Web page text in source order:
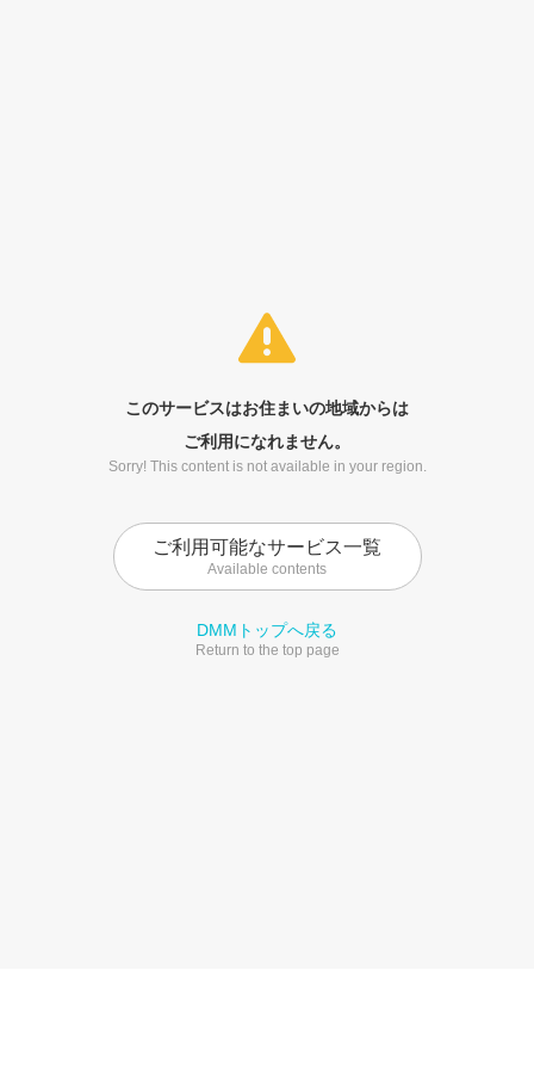
このサービスはお住まいの地域からは
ご利用になれません。
Sorry! This content is not available in your region.
ご利用可能なサービス一覧
Available contents
DMMトップへ戻る
Return to the top page